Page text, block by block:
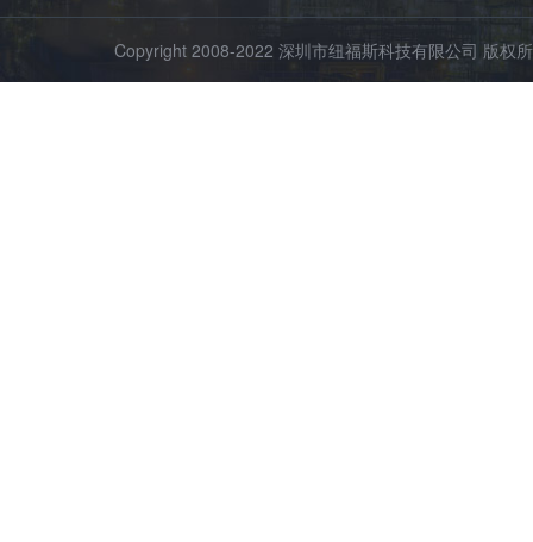
Copyright 2008-2022 深圳市纽福斯科技有限公司 版